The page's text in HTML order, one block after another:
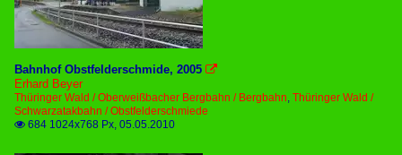
Bahnhof Obstfelderschmide, 2005 
Erhard Beyer
Thüringer Wald / Oberweißbacher Bergbahn / Bergbahn Thüringer Wald /
Schwarzatakbahn / Obstfelderschmiede
 684 1024x768 Px, 05.05.2010